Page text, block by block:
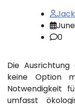
0
Die
keine Option
Notwendigkeit
umfasst